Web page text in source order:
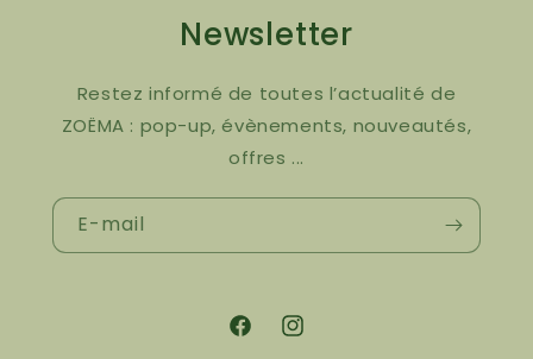
Newsletter
Restez informé de toutes l’actualité de
ZOËMA : pop-up, évènements, nouveautés,
offres ...
E-mail
FacebookInstagram